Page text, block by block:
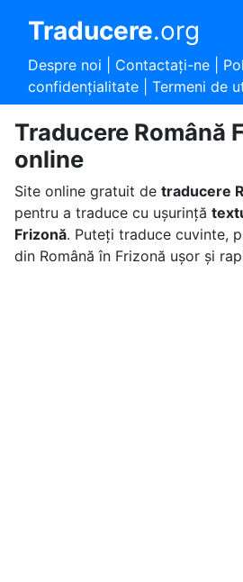
Traducere.org
Despre noi Contactaţi-ne|
confidențialitate| Termeni de
Traducere Română
online
Site online gratuit de traducere
pentru a traduce cu ușurință
Frizonă. Puteți traduce cuvinte,
din Română în Frizonă ușor și